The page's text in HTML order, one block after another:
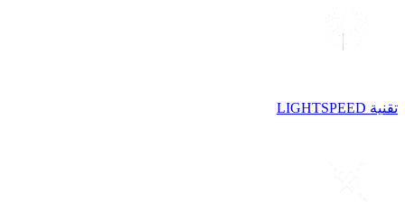
تقنية LIGHTSPEED